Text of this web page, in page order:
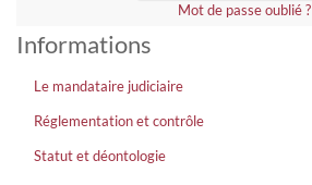
Mot de passe oublié ?
Informations
Le mandataire judiciaire
Réglementation et contrôle
Statut et déontologie